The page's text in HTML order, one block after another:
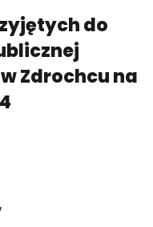
do
Zdrochcu na